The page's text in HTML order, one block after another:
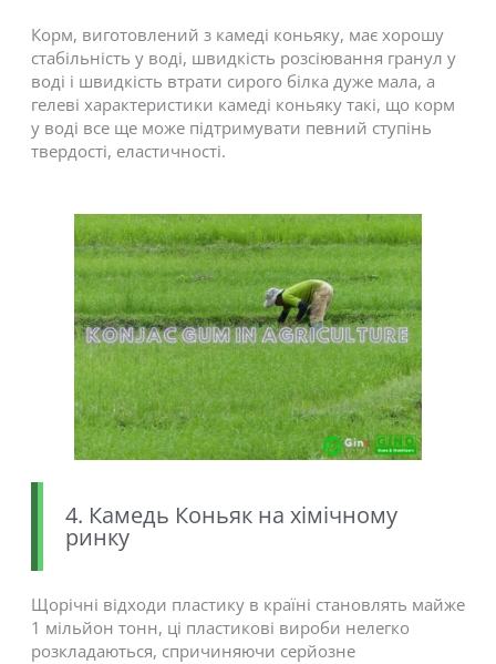
Корм, виготовлений з камеді коньяку, має хорошу
стабільність у воді, швидкість розсіювання гранул у
воді і швидкість втрати сирого білка дуже мала, а
гелеві характеристики камеді коньяку такі, що корм
у воді все ще може підтримувати певний ступінь
твердості, еластичності.
4. Камедь Коньяк на хімічному
ринку
Щорічні відходи пластику в країні становлять майже
1 мільйон тонн, ці пластикові вироби нелегко
розкладаються, спричиняючи серйозне